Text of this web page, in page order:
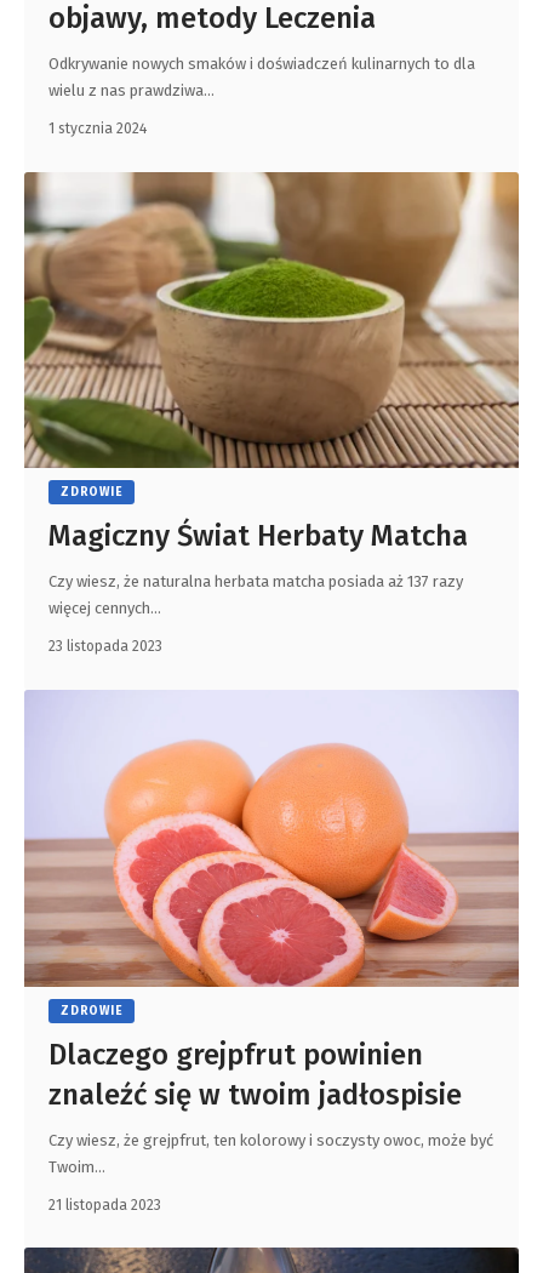
objawy, metody Leczenia
Odkrywanie nowych smaków i doświadczeń kulinarnych to dla
wielu z nas prawdziwa…
1 stycznia 2024
ZDROWIE
Magiczny Świat Herbaty Matcha
Czy wiesz, że naturalna herbata matcha posiada aż 137 razy
więcej cennych…
23 listopada 2023
ZDROWIE
Dlaczego grejpfrut powinien
znaleźć się w twoim jadłospisie
Czy wiesz, że grejpfrut, ten kolorowy i soczysty owoc, może być
Twoim…
21 listopada 2023